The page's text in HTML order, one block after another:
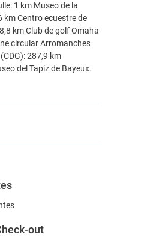
1 km Museo de la
km Centro ecuestre de
km Club de golf Omaha
circular Arromanches
287,9 km
del Tapiz de Bayeux.
out